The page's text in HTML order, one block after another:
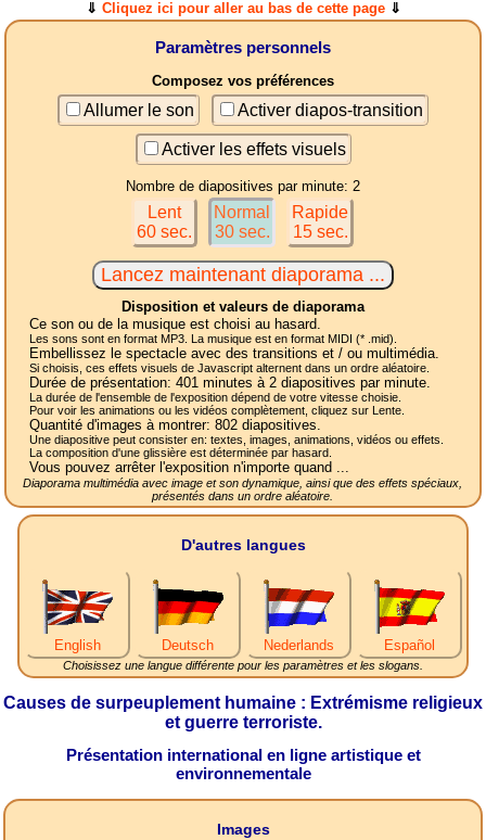
⇓ Cliquez ici pour aller au bas de cette page⇓
Paramètres personnels
Composez vos préférences
Allumer le son Activer diapos-transition
Activer les effets visuels
Nombre de diapositives par minute: 2
Lent
60 sec.
Normal
30 sec.
Rapide
15 sec.
Disposition et valeurs de diaporama
Ce son ou de la musique est choisi au hasard.
Les sons sont en format MP3. La musique est en format MIDI (* .mid).
Embellissez le spectacle avec des transitions et / ou multimédia.
Si choisis, ces effets visuels de Javascript alternent dans un ordre aléatoire.
Durée de présentation: 401 minutes à 2 diapositives par minute.
La durée de l'ensemble de l'exposition dépend de votre vitesse choisie.
Pour voir les animations ou les vidéos complètement, cliquez sur Lente.
Quantité d'images à montrer: 802diapositives.
Une diapositive peut consister en: textes, images, animations, vidéos ou effets.
La composition d'une glissière est déterminée par hasard.
Vous pouvez arrêter l'exposition n'importe quand ...
Diaporama multimédia avec image et son dynamique, ainsi que des effets spéciaux,
présentés dans un ordre aléatoire.
D'autres langues
English Deutsch Nederlands Español
Choisissez une langue différente pour les paramètres et les slogans.
Causes de surpeuplement humaine : Extrémisme religieux
et guerre terroriste.
Présentation international en ligne artistique et
environnementale
Images